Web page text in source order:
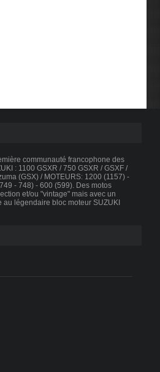
communauté francophone des
: 1100 GSXR / 750 GSXR / GSXF /
(GSX) / MOTEURS: 1200 (1157) -
- 748) - 600 (599). Des motos
et/ou "vintage" mais avec un
légendaire bloc moteur SUZUKI